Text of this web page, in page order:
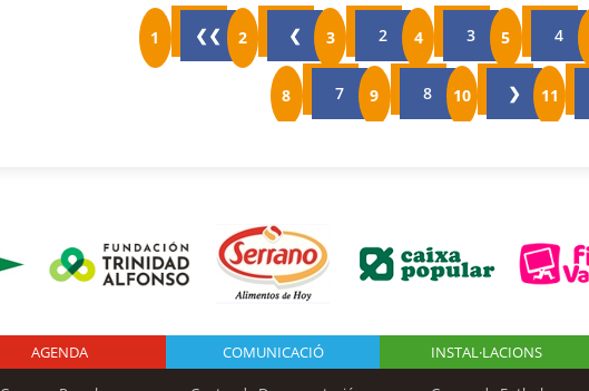
❮❮ ❮ 2 3 4
7 8 ❯
Logo Fundación
AGENDA COMUNICACIÓ INSTAL·LACIONS